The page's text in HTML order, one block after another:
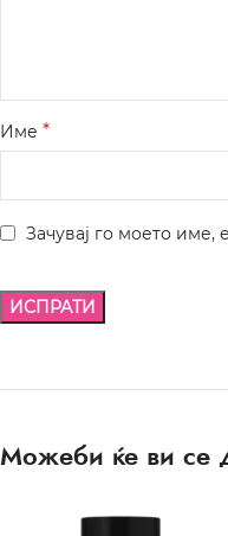
Име *
Зачувај го моето име,
Можеби ќе ви се